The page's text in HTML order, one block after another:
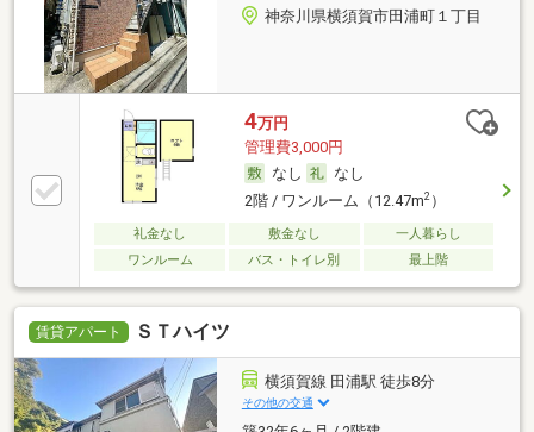
神奈川県横須賀市田浦町１丁目
4万円
管理費3,000円
なし
なし
2階 / ワンルーム（12.47m2）
礼金なし 敷金なし
一人暮らし
ワンルーム
バス・トイレ別 最上階
賃貸アパート ＳＴハイツ
横須賀線 田浦駅 徒歩8分
その他の交通